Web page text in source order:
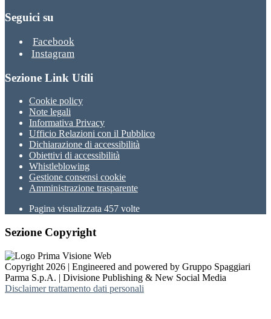
Seguici su
Facebook
Instagram
Sezione Link Utili
Cookie policy
Note legali
Informativa Privacy
Ufficio Relazioni con il Pubblico
Dichiarazione di accessibilità
Obiettivi di accessibilità
Whistleblowing
Gestione consensi cookie
Amministrazione trasparente
Pagina visualizzata 457 volte
Sezione Copyright
Copyright 2026 | Engineered and powered by Gruppo Spaggiari
Parma S.p.A. | Divisione Publishing & New Social Media
Disclaimer trattamento dati personali